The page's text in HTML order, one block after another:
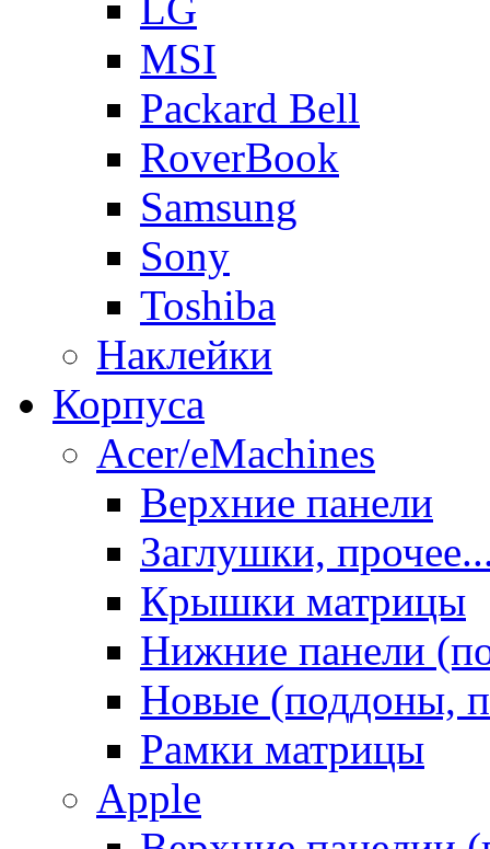
MSI
Packard Bell
RoverBook
Samsung
Sony
Toshiba
Наклейки
Корпуса
Acer/eMachines
Верхние панели
Заглушки,
Крышки матрицы
Нижние панели
Новые (поддоны,
Рамки матрицы
Apple